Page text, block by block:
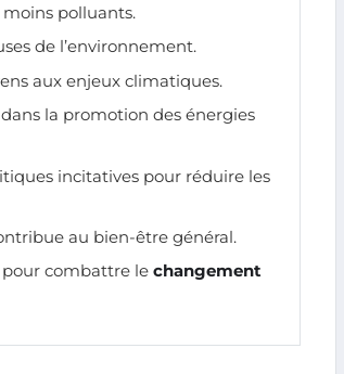
polluants.
de l’environnement.
aux enjeux climatiques.
la promotion des énergies
incitatives pour réduire les
au bien-être général.
pour combattre le changement